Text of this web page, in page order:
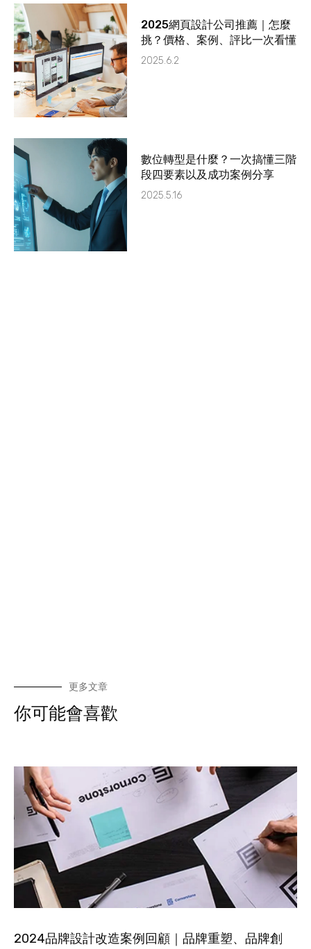
2025網頁設計公司推薦｜怎麼
挑？價格、案例、評比一次看懂
2025.6.2
數位轉型是什麼？一次搞懂三階
段四要素以及成功案例分享
2025.5.16
更多文章
你可能會喜歡
2024品牌設計改造案例回顧｜品牌重塑、品牌創